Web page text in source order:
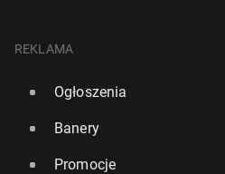
REKLAMA
Ogłoszenia
Banery
Promocje